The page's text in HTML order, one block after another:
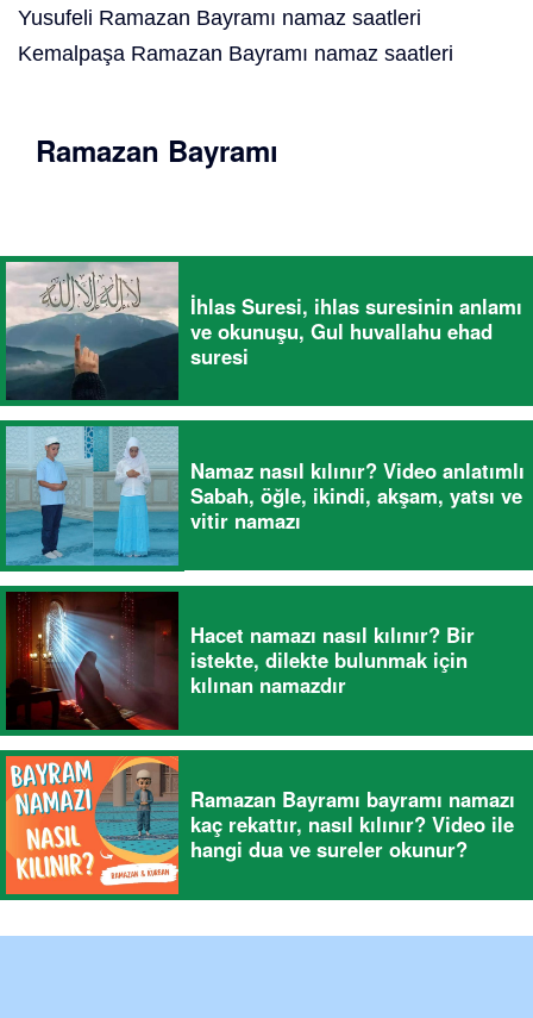
Yusufeli Ramazan Bayramı namaz saatleri
Kemalpaşa Ramazan Bayramı namaz saatleri
Ramazan Bayramı
İhlas Suresi, ihlas suresinin anlamı
ve okunuşu, Gul huvallahu ehad
suresi
Namaz nasıl kılınır? Video anlatımlı
Sabah, öğle, ikindi, akşam, yatsı ve
vitir namazı
Hacet namazı nasıl kılınır? Bir
istekte, dilekte bulunmak için
kılınan namazdır
Ramazan Bayramı bayramı namazı
kaç rekattır, nasıl kılınır? Video ile
hangi dua ve sureler okunur?